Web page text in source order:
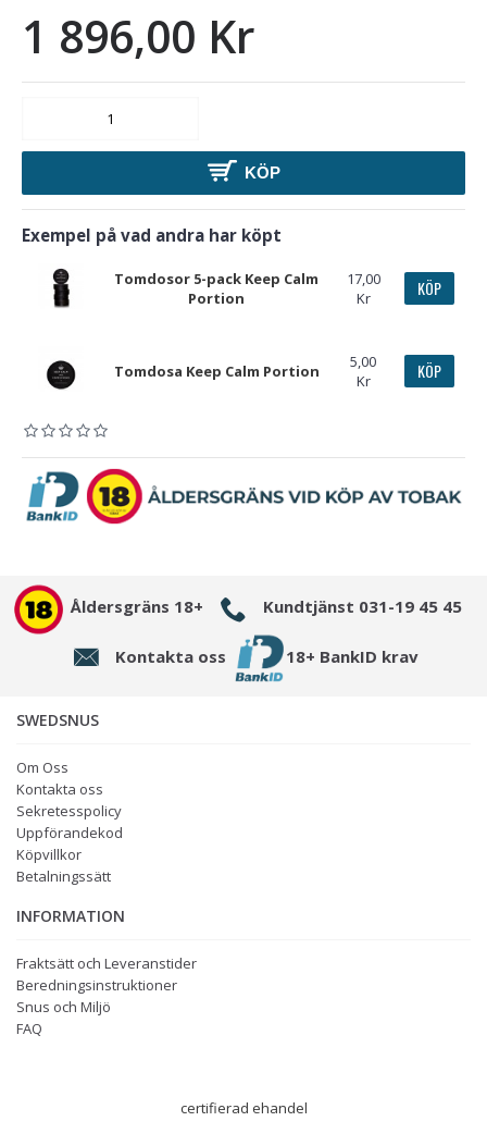
1 896,00 Kr
KÖP
Exempel på vad andra har köpt
Tomdosor 5-pack Keep Calm
Portion
17,00
Kr
KÖP
Tomdosa Keep Calm Portion
5,00
Kr
KÖP
Åldersgräns 18+ Kundtjänst 031-19 45 45
Kontakta oss 18+ BankID krav
SWEDSNUS
Om Oss
Kontakta oss
Sekretesspolicy
Uppförandekod
Köpvillkor
Betalningssätt
INFORMATION
Fraktsätt och Leveranstider
Beredningsinstruktioner
Snus och Miljö
FAQ
certifierad ehandel